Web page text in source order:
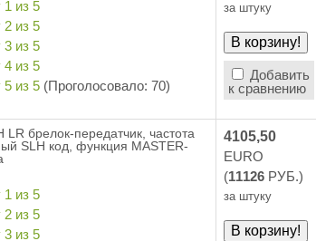
(Проголосовало: 70)
за штуку
Добавить
к сравнению
брелок-передатчик, частота
SLH код, функция MASTER-
4105,50
EURO
(11126 РУБ.)
за штуку